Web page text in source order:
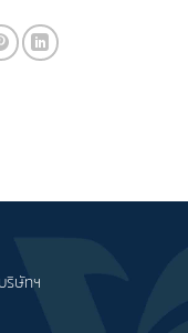
ริษัทฯ